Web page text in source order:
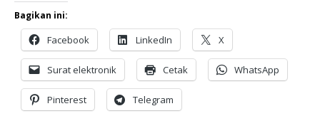
Bagikan ini:
Facebook LinkedIn X
Surat elektronik Cetak WhatsApp
Pinterest Telegram